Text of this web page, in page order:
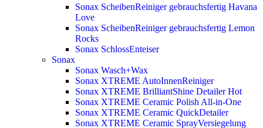
Sonax ScheibenReiniger gebrauchsfertig Havana
Love
Sonax ScheibenReiniger gebrauchsfertig Lemon
Rocks
Sonax SchlossEnteiser
Sonax
Sonax Wasch+Wax
Sonax XTREME AutoInnenReiniger
Sonax XTREME BrilliantShine DetailerHot
Sonax XTREME Ceramic Polish All-in-One
Sonax XTREME Ceramic QuickDetailer
Sonax XTREME Ceramic SprayVersiegelung